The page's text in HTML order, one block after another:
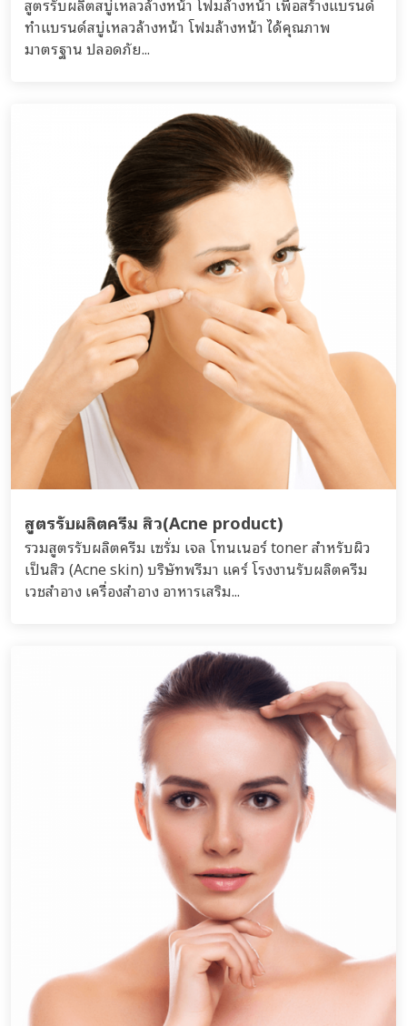
ทำแบรนด์สบู่เหลวล้างหน้า โฟมล้างหน้า ได้คุณภาพ
มาตรฐาน ปลอดภัย...
สูตรรับผลิตครีม สิว(Acne product)
รวมสูตรรับผลิตครีม เซรั่ม เจล โทนเนอร์ toner สำหรับผิว
เป็นสิว (Acne skin) บริษัทพรีมา แคร์ โรงงานรับผลิตครีม
เวชสำอาง เครื่องสำอาง อาหารเสริม...